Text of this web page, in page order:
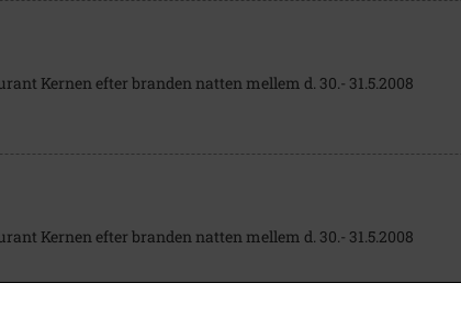
Kernen efter branden natten mellem d. 30.- 31.5.2008
Kernen efter branden natten mellem d. 30.- 31.5.2008